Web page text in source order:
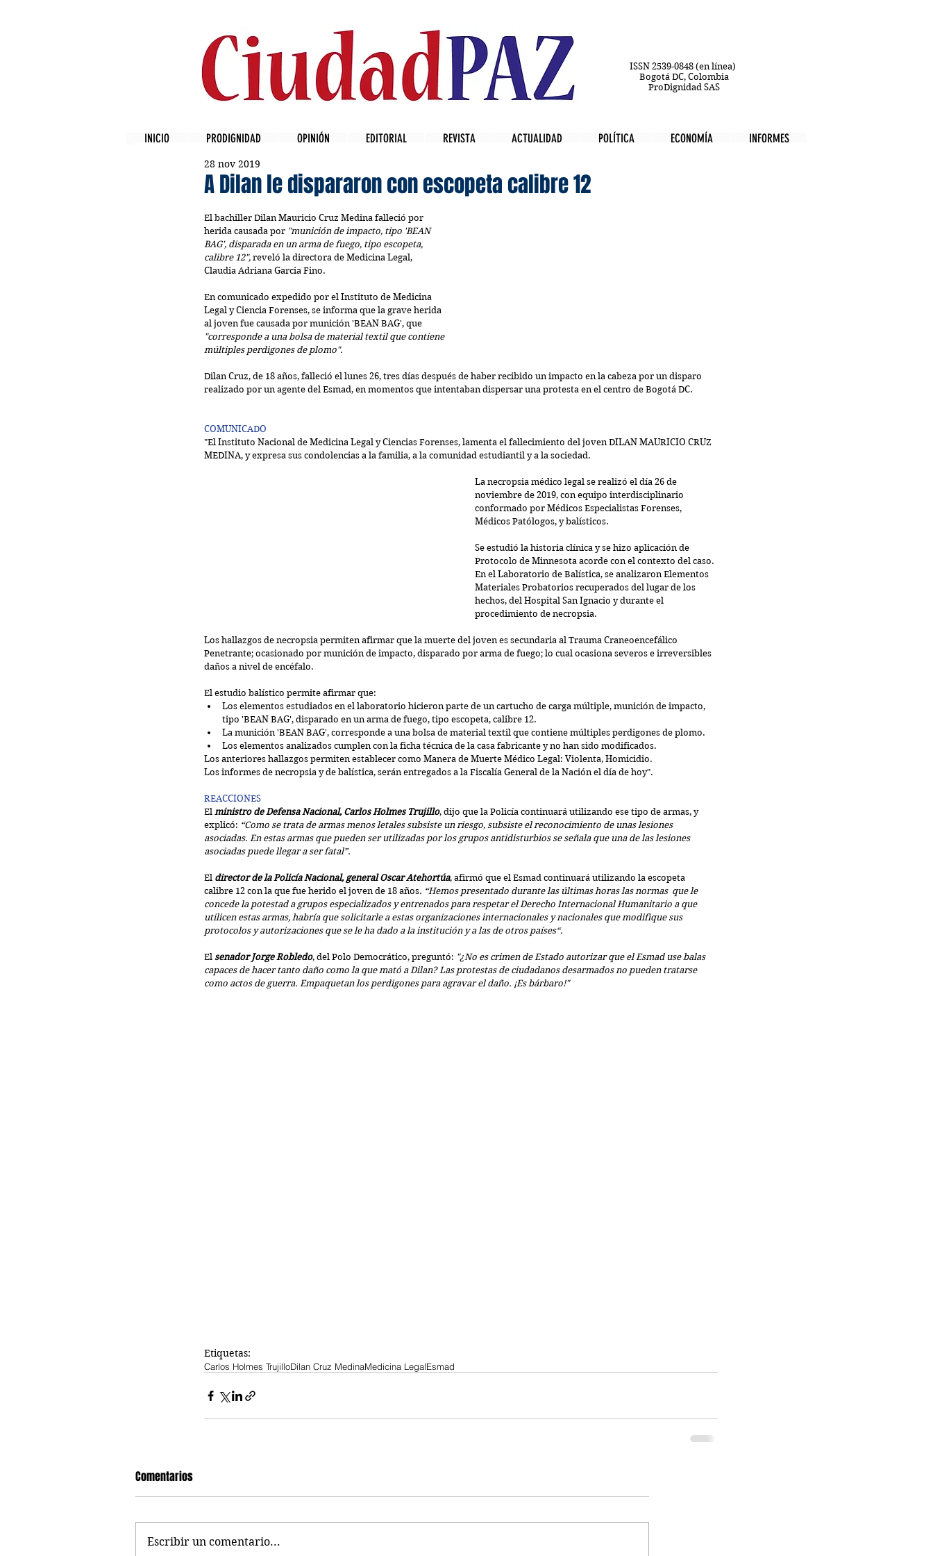
ISSN 2539-0848 (en línea)
Bogotá DC, Colombia
ProDignidad SAS
INICIO PRODIGNIDAD OPINIÓN EDITORIAL REVISTA ACTUALIDAD POLÍTICA ECONOMÍA INFORMES
A Dilan le dispararon con escopeta calibre 12
28 nov 2019
El bachiller Dilan Mauricio Cruz Medina falleció por
herida causada por "munición de impacto, tipo 'BEAN
BAG', disparada en un arma de fuego, tipo escopeta,
calibre 12", reveló la directora de Medicina Legal,
Claudia Adriana Garcia Fino.
En comunicado expedido por el Instituto de Medicina
Legal y Ciencia Forenses, se informa que la grave herida
al joven fue causada por munición 'BEAN BAG', que
"corresponde a una bolsa de material textil que contiene
múltiples perdigones de plomo".
Dilan Cruz, de 18 años, falleció el lunes 26, tres días después de haber recibido un impacto en la cabeza por un disparo
realizado por un agente del Esmad, en momentos que intentaban dispersar una protesta en el centro de Bogotá DC.
COMUNICADO
"El Instituto Nacional de Medicina Legal y Ciencias Forenses, lamenta el fallecimiento del joven DILAN MAURICIO CRUZ
MEDINA, y expresa sus condolencias a la familia, a la comunidad estudiantil y a la sociedad.
La necropsia médico legal se realizó el día 26 de
noviembre de 2019, con equipo interdisciplinario
conformado por Médicos Especialistas Forenses,
Médicos Patólogos, y balísticos.
Se estudió la historia clínica y se hizo aplicación de
Protocolo de Minnesota acorde con el contexto del caso.
En el Laboratorio de Balística, se analizaron Elementos
Materiales Probatorios recuperados del lugar de los
hechos, del Hospital San Ignacio y durante el
procedimiento de necropsia.
Los hallazgos de necropsia permiten afirmar que la muerte del joven es secundaria al Trauma Craneoencefálico
Penetrante; ocasionado por munición de impacto, disparado por arma de fuego; lo cual ocasiona severos e irreversibles
daños a nivel de encéfalo.
El estudio balístico permite afirmar que:
Los elementos estudiados en el laboratorio hicieron parte de un cartucho de carga múltiple, munición de impacto,
tipo 'BEAN BAG', disparado en un arma de fuego, tipo escopeta, calibre 12.
La munición 'BEAN BAG', corresponde a una bolsa de material textil que contiene múltiples perdigones de plomo.
Los elementos analizados cumplen con la ficha técnica de la casa fabricante y no han sido modificados.
Los anteriores hallazgos permiten establecer como Manera de Muerte Médico Legal: Violenta, Homicidio.
Los informes de necropsia y de balística, serán entregados a la Fiscalía General de la Nación el día de hoy".
REACCIONES
El ministro de Defensa Nacional, Carlos Holmes Trujillo, dijo que la Policía continuará utilizando ese tipo de armas, y
explicó: “Como se trata de armas menos letales subsiste un riesgo, subsiste el reconocimiento de unas lesiones
asociadas. En estas armas que pueden ser utilizadas por los grupos antidisturbios se señala que una de las lesiones
asociadas puede llegar a ser fatal”.
El director de la Policía Nacional, general Oscar Atehortúa, afirmó que el Esmad continuará utilizando la escopeta
calibre 12 con la que fue herido el joven de 18 años. “Hemos presentado durante las últimas horas las normas  que le
concede la potestad a grupos especializados y entrenados para respetar el Derecho Internacional Humanitario a que
utilicen estas armas, habría que solicitarle a estas organizaciones internacionales y nacionales que modifique sus
protocolos y autorizaciones que se le ha dado a la institución y a las de otros países“.
El senador Jorge Robledo, del Polo Democrático, preguntó: "¿No es crimen de Estado autorizar que el Esmad use balas
capaces de hacer tanto daño como la que mató a Dilan? Las protestas de ciudadanos desarmados no pueden tratarse
como actos de guerra. Empaquetan los perdigones para agravar el daño. ¡Es bárbaro!"
Etiquetas:
Carlos Holmes TrujilloDilan Cruz MedinaMedicina LegalEsmad
Comentarios
Escribir un comentario...